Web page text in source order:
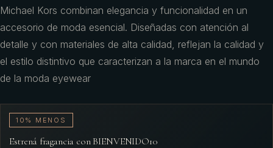
Michael Kors combinan elegancia y funcionalidad en un
accesorio de moda esencial. Diseñadas con atención al
detalle y con materiales de alta calidad, reflejan la calidad y
el estilo distintivo que caracterizan a la marca en el mundo
de la moda eyewear
10% MENOS
Estrená fragancia con BIENVENIDO10